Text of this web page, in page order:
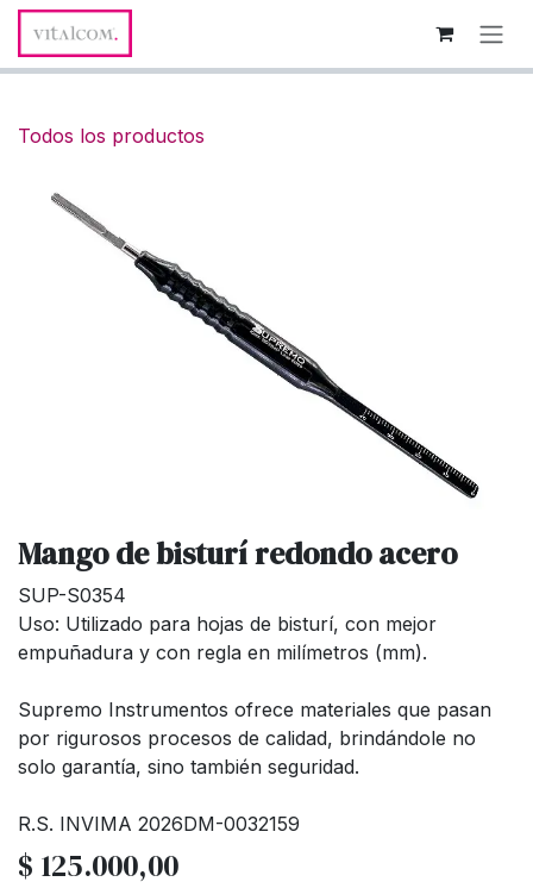
Ir al contenido
Todos los productos
Mango de bisturí redondo acero
SUP-S0354
Uso: Utilizado para hojas de bisturí, con mejor
empuñadura y con regla en milímetros (mm).
Supremo Instrumentos ofrece materiales que pasan
por rigurosos procesos de calidad, brindándole no
solo garantía, sino también seguridad.
R.S. INVIMA 2026DM-0032159
$ 125.000,00